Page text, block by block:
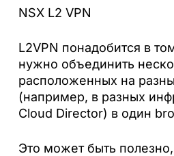
NSX L2 VPN
L2VPN понадобится в
нужно объединить
расположенных на
(например, в разных
Cloud Director) в один
Это может быть